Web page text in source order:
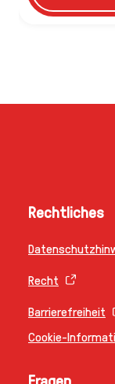
Rechtliches
Recht
Barrierefreiheit
Cookie-